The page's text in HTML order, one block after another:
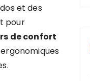
et des
pour
de confort